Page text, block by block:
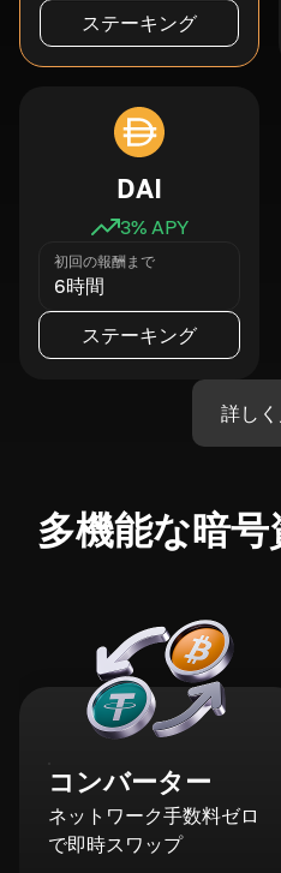
ステーキング
DAI
3% APY
初回の報酬まで
6時間
ステーキング
詳し
多機能な暗
コンバーター
ネットワーク手数料ゼロ
で即時スワップ